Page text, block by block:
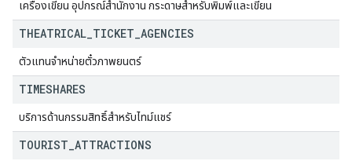
เครื่องเขียน อุปกรณ์สำนักงาน กระดาษสำหรับพิมพ์และเขียน
THEATRICAL TICKET AGENCIES
ตัวแทนจำหน่ายตั๋วภาพยนตร์
TIMESHARES
บริการด้านกรรมสิทธิ์สำหรับไทม์แชร์
TOURIST ATTRACTIONS